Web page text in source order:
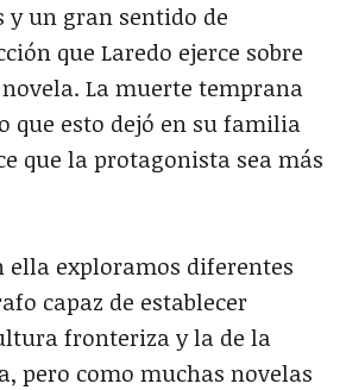
un gran sentido de
que Laredo ejerce sobre
La muerte temprana
que esto dejó en su familia
que la protagonista sea más
ella exploramos diferentes
capaz de establecer
fronteriza y la de la
pero como muchas novelas